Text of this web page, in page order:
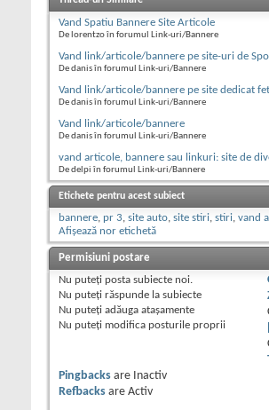
Vand Spatiu Bannere Site Articole
De lorentzo în forumul Link-uri/Bannere
Vand link/articole/bannere pe site-uri de
De danis în forumul Link-uri/Bannere
Vand link/articole/bannere pe site dedicat
De danis în forumul Link-uri/Bannere
Vand link/articole/bannere
De danis în forumul Link-uri/Bannere
vand articole, bannere sau linkuri: site de
De delpi în forumul Link-uri/Bannere
Etichete pentru acest subiect
bannere, pr 3, site auto, site stiri, stiri, vand
Afișează nor etichetă
Permisiuni postare
Nu puteţi posta subiecte noi.
Nu puteţi răspunde la subiecte
Nu puteţi adăuga ataşamente
Nu puteţi modifica posturile proprii
Pingbacks are
Inactiv
Refbacks are Activ